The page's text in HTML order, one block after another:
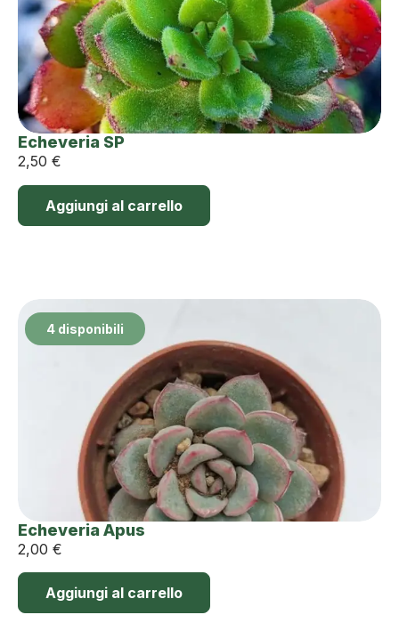
Echeveria SP
2,50 €
Aggiungi al carrello
4 disponibili
Echeveria Apus
2,00 €
Aggiungi al carrello